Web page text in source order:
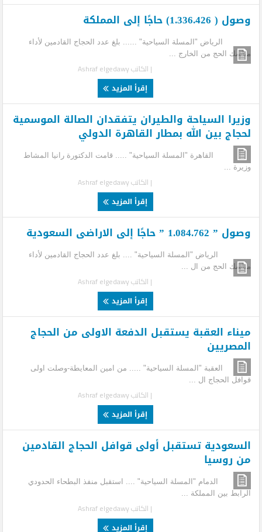
وصول ( 1.336.426) حاجًا إلى المملكة
الرياض "المسلة السياحية" ...... بلغ عدد الحجاج القادمين لأداء
مناسك الحج من الخارج ...
| الكاتبAshraf elgedawy
إقرأ المزيد
وزيرا السياحة والطيران يتفقدان الصالة الموسمية
لحجاج بين الله بمطار القاهرة الدولي
القاهرة "المسلة السياحية" ..... قامت الدكتورة رانيا المشاط
وزيرة ...
| الكاتبAshraf elgedawy
إقرأ المزيد
وصول ” 1.084.762 ” حاجًا إلى الاراضى السعودية
الرياض "المسلة السياحية" .... بلغ عدد الحجاج القادمين لأداء
مناسك الحج من ال ...
| الكاتبAshraf elgedawy
إقرأ المزيد
ميناء العقبة يستقبل الدفعة الاولى من الحجاج
المصريين
العقبة "المسلة السياحية" ..... من امين المعايطة-وصلت اولى
قوافل الحجاج ال ...
| الكاتبAshraf elgedawy
إقرأ المزيد
السعودية تستقبل أولى قوافل الحجاج القادمين
من روسيا
الدمام "المسلة السياحية" .... استقبل منفذ البطحاء الحدودي
الرابط بين المملكة ...
| الكاتبAshraf elgedawy
إقرأ المزيد